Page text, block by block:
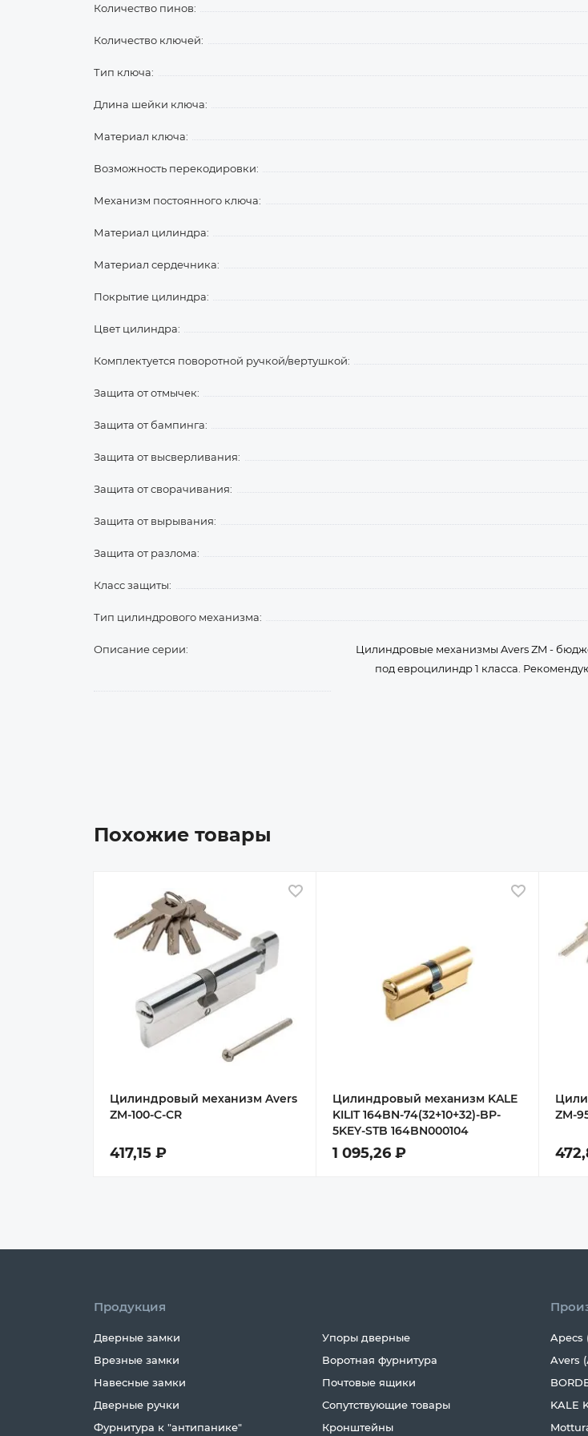
Количество пинов:
Количество ключей:
Тип ключа:
Длина шейки ключа:
Материал ключа:
Возможность перекодировки:
Механизм постоянного ключа:
Материал цилиндра:
Материал сердечника:
Покрытие цилиндра:
Цвет цилиндра:
Комплектуется поворотной ручкой/вертушкой:
Защита от отмычек:
Защита от бампинга:
Защита от высверливания:
Защита от сворачивания:
Защита от вырывания:
Защита от разлома:
Класс защиты:
Тип цилиндрового механизма:
Описание серии:
Цилиндровые механизмы Avers ZM -
под евроцилиндр 1 класса.
Похожие товары
Цилиндровый механизм Avers
ZM-100-C-CR
417,15 ₽
В избранное
Цилиндровый механизм KALE
KILIT 164BN-74(32+10+32)-BP-
5KEY-STB 164BN000104
1 095,26 ₽
В
ZM-
Продукция
Дверные замки
Врезные замки
Навесные замки
Дверные ручки
Фурнитура к "антипанике"
Упоры дверные
Воротная фурнитура
Почтовые ящики
Сопутствующие товары
Кронштейны
Apecs
Avers
KALE